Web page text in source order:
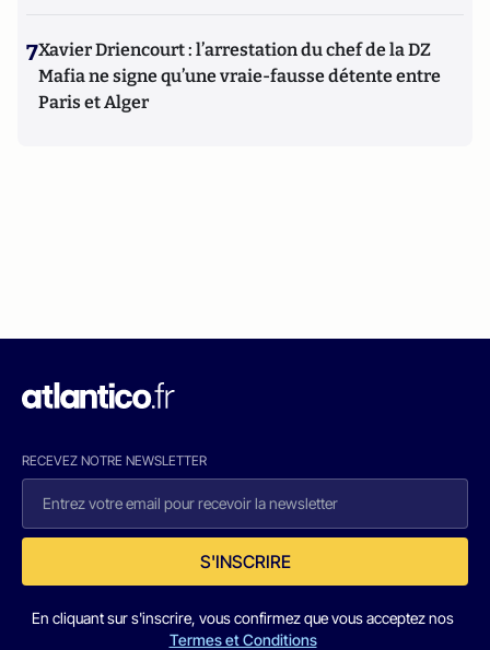
7Xavier Driencourt : l’arrestation du chef de la DZ
Mafia ne signe qu’une vraie-fausse détente entre
Paris et Alger
RECEVEZ NOTRE NEWSLETTER
S'INSCRIRE
En cliquant sur s'inscrire, vous confirmez que vous acceptez nos
Termes et Conditions